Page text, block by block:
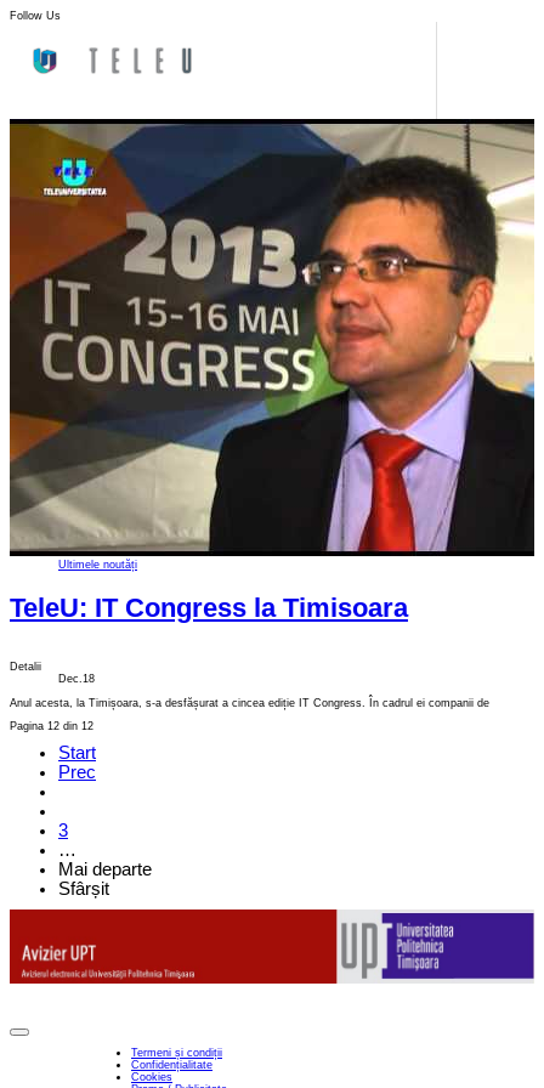
Follow Us
Ultimele noutăți
TeleU: IT Congress la Timisoara
Detalii
Dec.18
Anul acesta, la Timișoara, s-a desfășurat a cincea ediție IT Congress. În cadrul ei companii de
Pagina 12 din 12
Start
Prec
3
…
Mai departe
Sfârșit
Termeni și condiții
Confidențialitate
Cookies